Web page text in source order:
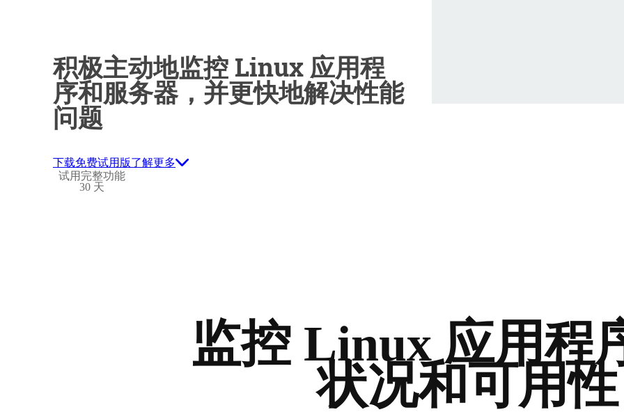
积极主动地监控 Linux 应用程
序和服务器，并更快地解决性能
问题
下载免费试用版
试用完整功能
30 天
了解更多
监控 Linux 应用程
状况和可用性